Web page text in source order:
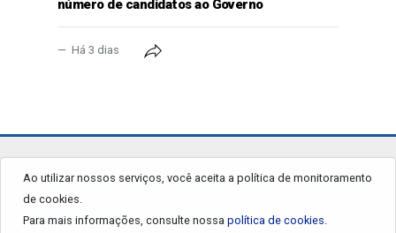
número de candidatos ao Governo
Há 3 dias
Ao utilizar nossos serviços, você aceita a política de monitoramento
de cookies.
Para mais informações, consulte nossa política de cookies.
jornalgrandourados.com.br